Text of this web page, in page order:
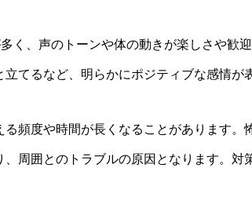
く、声のトーンや体の動きが楽しさや歓
てるなど、明らかにポジティブな感情が
頻度や時間が長くなることがあります。
周囲とのトラブルの原因となります。対